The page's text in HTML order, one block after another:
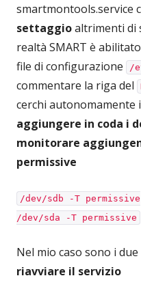
smartmontools.service
settaggioaltrimenti di
realtà SMART è
file di configurazione
/
commentare la riga del
cerchi autonomamente
aggiungere in coda i
monitorare
permissive
/dev/sdb -T permissive
/dev/sda -T permissive
Nel mio caso sono i
riavviare il servizio